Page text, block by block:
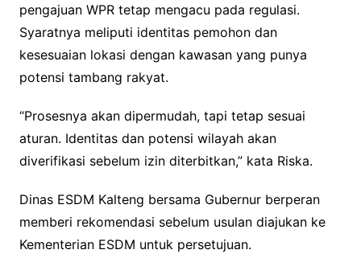
pengajuan WPR tetap mengacu pada regulasi.
Syaratnya meliputi identitas pemohon dan
kesesuaian lokasi dengan kawasan yang punya
potensi tambang rakyat.
“Prosesnya akan dipermudah, tapi tetap sesuai
aturan. Identitas dan potensi wilayah akan
diverifikasi sebelum izin diterbitkan,” kata Riska.
Dinas ESDM Kalteng bersama Gubernur berperan
memberi rekomendasi sebelum usulan diajukan ke
Kementerian ESDM untuk persetujuan.